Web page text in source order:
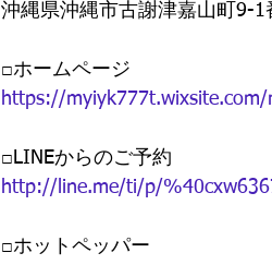
沖縄県沖縄市古謝津嘉山町9-
□ホームページ
https://myiyk777t.wixsite.com/
□LINEからのご予約
http://line.me/ti/p/
□ホットペッパー